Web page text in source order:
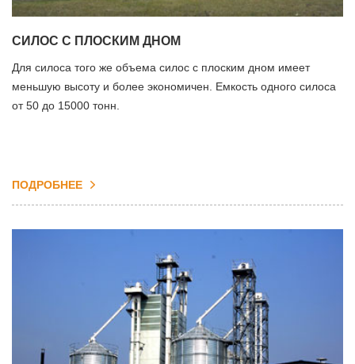
СИЛОС С ПЛОСКИМ ДНОМ
Для силоса того же объема силос с плоским дном имеет
меньшую высоту и более экономичен. Емкость одного силоса
от 50 до 15000 тонн.
ПОДРОБНЕЕ